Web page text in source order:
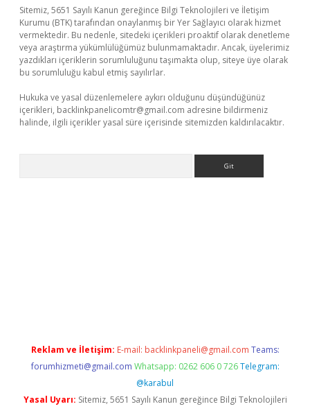
Sitemiz, 5651 Sayılı Kanun gereğince Bilgi Teknolojileri ve İletişim
Kurumu (BTK) tarafından onaylanmış bir Yer Sağlayıcı olarak hizmet
vermektedir. Bu nedenle, sitedeki içerikleri proaktif olarak denetleme
veya araştırma yükümlülüğümüz bulunmamaktadır. Ancak, üyelerimiz
yazdıkları içeriklerin sorumluluğunu taşımakta olup, siteye üye olarak
bu sorumluluğu kabul etmiş sayılırlar.
Hukuka ve yasal düzenlemelere aykırı olduğunu düşündüğünüz
içerikleri, backlinkpanelicomtr@gmail.com adresine bildirmeniz
halinde, ilgili içerikler yasal süre içerisinde sitemizden kaldırılacaktır.
Reklam ve İletişim: E-mail: backlinkpaneli@gmail.com Teams:
forumhizmeti@gmail.com Whatsapp: 0262 606 0 726 Telegram:
@karabul
Yasal Uyarı: Sitemiz, 5651 Sayılı Kanun gereğince Bilgi Teknolojileri